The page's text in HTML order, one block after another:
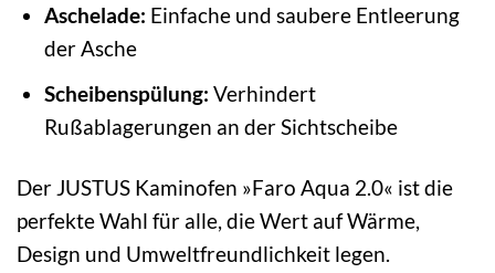
Aschelade: Einfache und saubere Entleerung
der Asche
Scheibenspülung: Verhindert
Rußablagerungen an der Sichtscheibe
Der JUSTUS Kaminofen »Faro Aqua 2.0« ist die
perfekte Wahl für alle, die Wert auf Wärme,
Design und Umweltfreundlichkeit legen.